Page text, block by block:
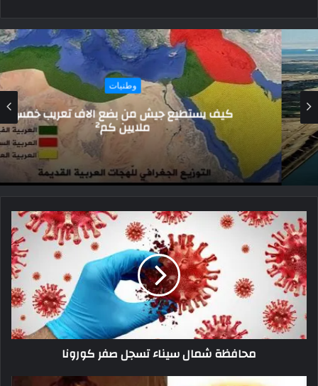
وطنيات
كيف يستطيع جيش من بضع الاف تعريب خمس
ملايين كم²
محافظة شمال سيناء تسجل صفر كورونا